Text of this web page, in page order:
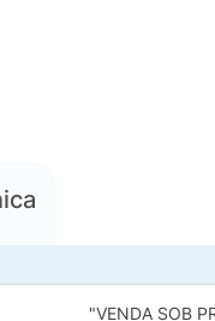
"VENDA SOB